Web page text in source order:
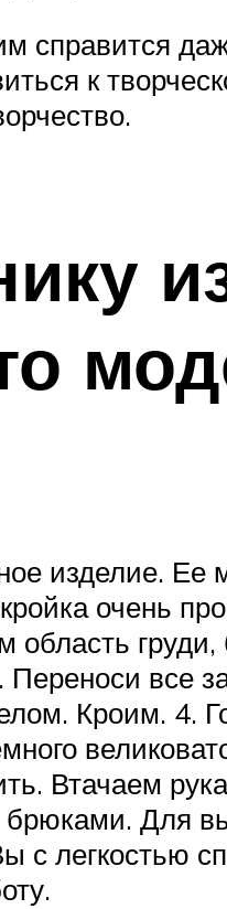
справится
к
изделие.
очень
область
Переноси все
Кроим. 4.
Втачаем
брюками. Для
с легкостью